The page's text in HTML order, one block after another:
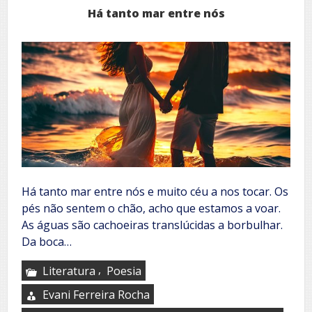
Há tanto mar entre nós
Há tanto mar entre nós e muito céu a nos tocar. Os
pés não sentem o chão, acho que estamos a voar.
As águas são cachoeiras translúcidas a borbulhar.
Da boca…
Literatura , Poesia
Evani Ferreira Rocha